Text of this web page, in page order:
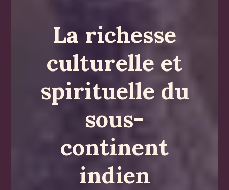
La richesse
culturelle et
spirituelle du
sous-
continent
indien